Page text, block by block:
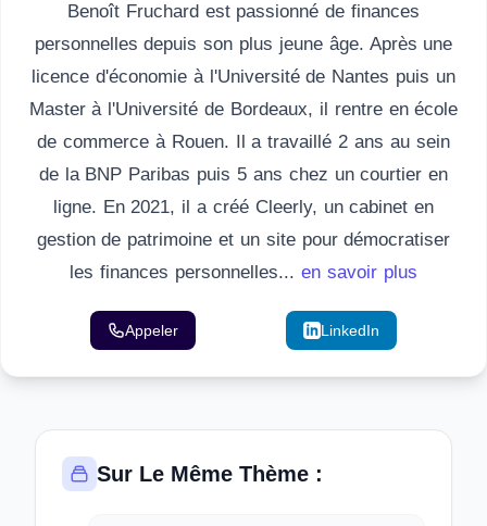
Benoît Fruchard est passionné de finances
personnelles depuis son plus jeune âge. Après une
licence d'économie à l'Université de Nantes puis un
Master à l'Université de Bordeaux, il rentre en école
de commerce à Rouen. Il a travaillé 2 ans au sein
de la BNP Paribas puis 5 ans chez un courtier en
ligne. En 2021, il a créé Cleerly, un cabinet en
gestion de patrimoine et un site pour démocratiser
les finances personnelles... en savoir plus
Appeler LinkedIn
Sur Le Même Thème :